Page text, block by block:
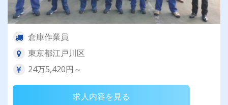
倉庫作業員
東京都江戸川区
24万5,420円～
求人内容を見る